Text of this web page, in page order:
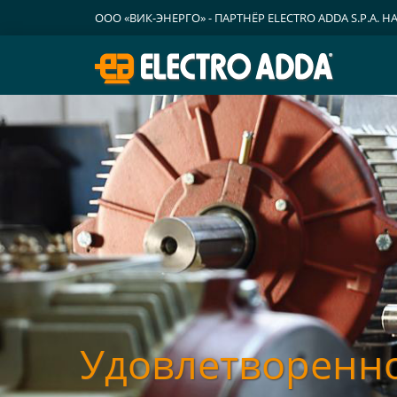
ООО «ВИК-ЭНЕРГО» - ПАРТНЁР ELECTRO ADDA S.P.A.
Electro Adda.
Инвестируем
Инновации для
Наша